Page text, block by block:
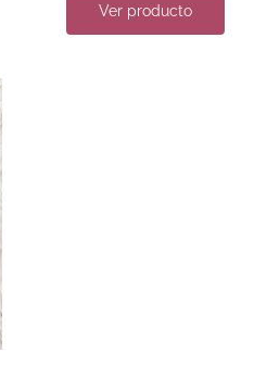
Ver producto